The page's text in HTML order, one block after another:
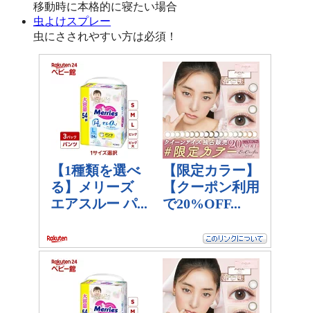
移動時に本格的に寝たい場合
虫よけスプレー
虫にさされやすい方は必須！